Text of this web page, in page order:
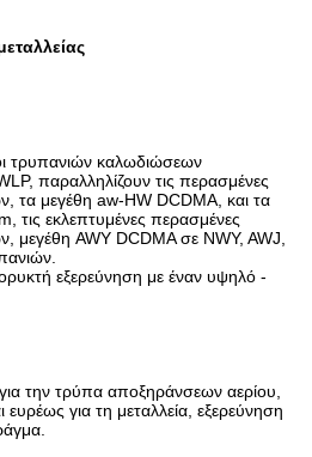
μεταλλείας
τρυπανιών καλωδιώσεων
παραλληλίζουν τις περασμένες
τα μεγέθη aw-HW DCDMA, και τα
τις εκλεπτυμένες περασμένες
μεγέθη AWY DCDMA σε NWY, AWJ,
εξερεύνηση με έναν υψηλό -
την τρύπα αποξηράνσεων αερίου,
ευρέως για τη μεταλλεία, εξερεύνηση